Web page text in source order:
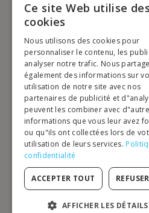
MyFaktory est votre boutique en ligne
Ce site Web utilise des
cookies
Nous utilisons des cookies pour
personnaliser le contenu, les
analyser notre trafic. Nous
également des informations sur
utilisation de notre site avec nos
partenaires de publicité et
peuvent les combiner avec
informations que vous leur avez
ou qu"ils ont collectées lors de
utilisation de leurs services.
confidentialité
ACCEPTER TOUT
AFFICHER LES DÉTAILS